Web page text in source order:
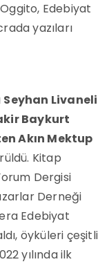
Edebiyat
yazıları
Seyhan Livaneli
Baykurt
Akın Mektup
Kitap
Dergisi
Derneği
Edebiyat
öyküleri çeşitli
yılında ilk